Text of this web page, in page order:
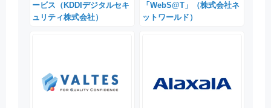
ービス（KDDIデジタルセキ
ュリティ株式会社）
「WebS@T」（株式会社ネ
ットワールド）